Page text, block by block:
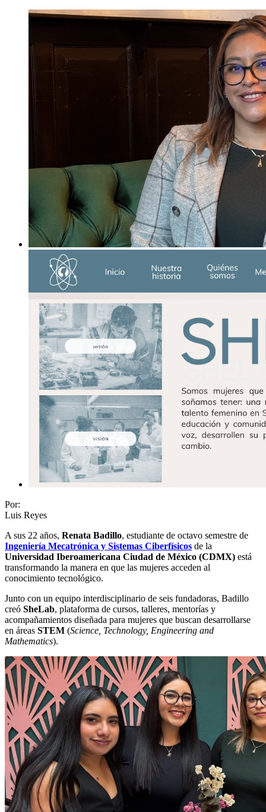
Por:
Luis Reyes
A sus 22 años, Renata Badillo, estudiante de octavo semestre de
Ingeniería Mecatrónica y Sistemas Ciberfísicos de la
Universidad Iberoamericana Ciudad de México (CDMX) está
transformando la manera en que las mujeres acceden al
conocimiento tecnológico.
Junto con un equipo interdisciplinario de seis fundadoras, Badillo
creó SheLab, plataforma de cursos, talleres, mentorías y
acompañamientos diseñada para mujeres que buscan desarrollarse
en áreas STEM (Science, Technology, Engineering and
Mathematics).